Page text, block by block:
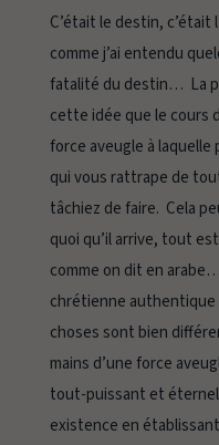
C’était le destin, c’était
comme j’ai entendu
fatalité du destin… La
cette idée que le cours
force aveugle à
qui vous rattrape de
tâchiez de faire. Cela
quoi qu’il arrive, tout
comme on dit en
chrétienne
choses sont bien
mains d’une force
tout-puissant et éternel
existence en